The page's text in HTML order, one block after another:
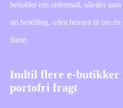
beholder ens ordremail, således
sin bestilling, uden hensyn til om du
dame.
Indtil flere e-butikker
portofri fragt